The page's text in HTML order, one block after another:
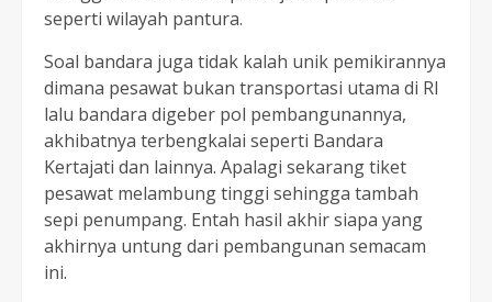
seperti wilayah pantura.
Soal bandara juga tidak kalah unik pemikirannya
dimana pesawat bukan transportasi utama di RI
lalu bandara digeber pol pembangunannya,
akhibatnya terbengkalai seperti Bandara
Kertajati dan lainnya. Apalagi sekarang tiket
pesawat melambung tinggi sehingga tambah
sepi penumpang. Entah hasil akhir siapa yang
akhirnya untung dari pembangunan semacam
ini.